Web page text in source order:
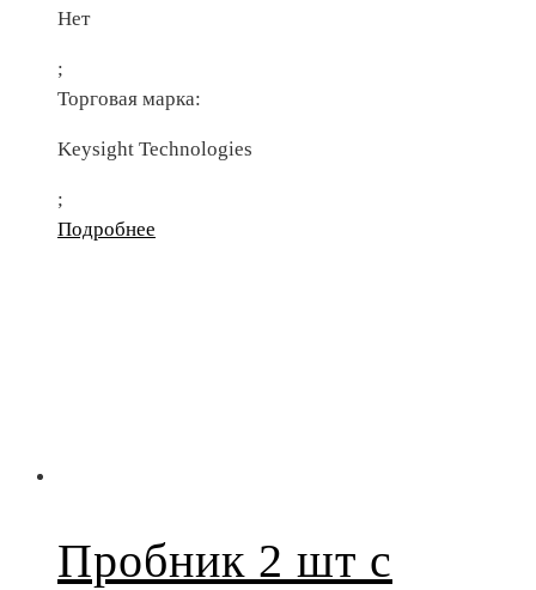
Нет
;
Торговая марка:
Keysight Technologies
;
Подробнее
Пробник 2 шт с